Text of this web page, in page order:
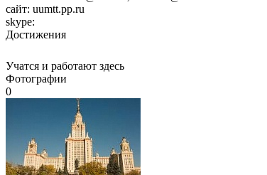
сайт: uumtt.pp.ru
skype:
Достижения
Учатся и работают здесь
Фотографии
0